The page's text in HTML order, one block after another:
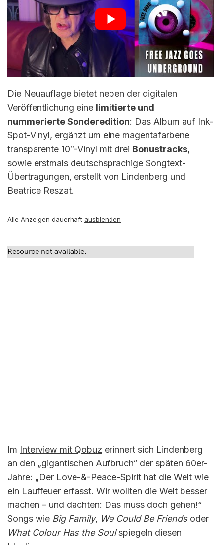
Die Neuauflage bietet neben der digitalen
Veröffentlichung eine limitierte und
nummerierte Sonderedition: Das Album auf Ink-
Spot-Vinyl, ergänzt um eine magentafarbene
transparente 10″-Vinyl mit drei Bonustracks,
sowie erstmals deutschsprachige Songtext-
Übertragungen, erstellt von Lindenberg und
Beatrice Reszat.
Alle Anzeigen dauerhaft ausblenden
Im Interview mit Qobuz erinnert sich Lindenberg
an den „gigantischen Aufbruch“ der späten 60er-
Jahre: „Der Love-&-Peace-Spirit hat die Welt wie
ein Lauffeuer erfasst. Wir wollten die Welt besser
machen – und dachten: Das muss doch gehen!“
Songs wie Big Family, We Could Be Friendsoder
What Colour Has the Soulspiegeln diesen